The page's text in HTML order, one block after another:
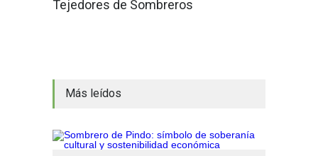
Tejedores de Sombreros
Más leídos